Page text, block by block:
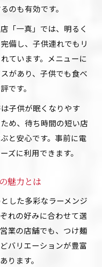
のも有効です。
「一真」では、明るく
備し、子供連れでもリ
ています。メニューに
があり、子供でも食べ
です。
子供が眠くなりやす
め、待ち時間の短い店
と安心です。事前に電
ズに利用できます。
魅力とは
した多彩なラーメンジ
れの好みに合わせて選
業の店舗でも、つけ麺
バリエーションが豊富
ります。